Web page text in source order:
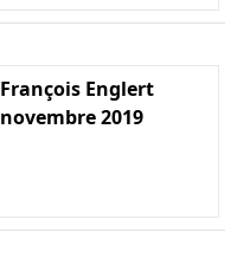
François Englert
novembre 2019